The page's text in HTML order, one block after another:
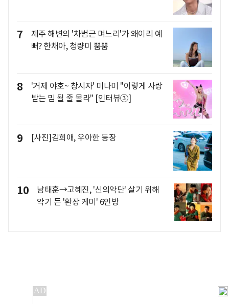
7
제주 해변의 '차범근 며느리'가 왜이리 예
뻐? 한채아, 청량미 뿜뿜
8
'거제 야호~ 창시자' 미나미 "이렇게 사랑
받는 밈 될 줄 몰라" [인터뷰③]
9 [사진]김희애, 우아한 등장
10
남태훈→고혜진, '신의악단' 살기 위해
악기 든 '환장 케미' 6인방